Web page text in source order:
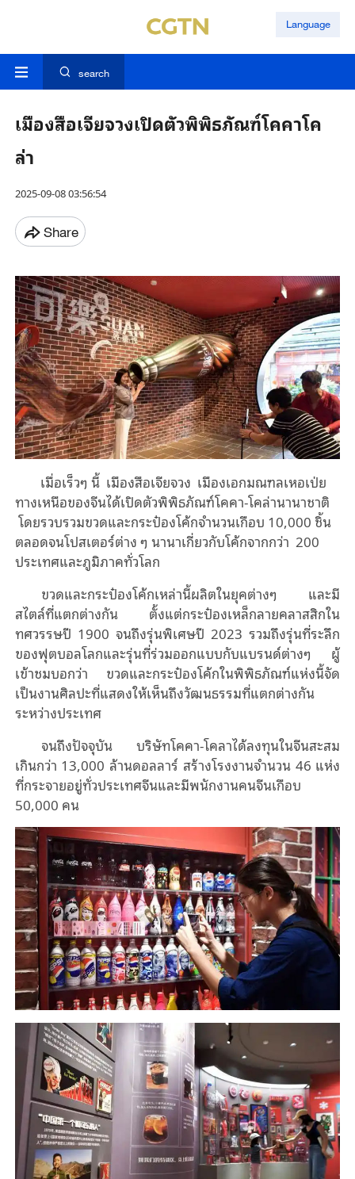
Language
search
เมืองสือเจียจวงเปิดตัวพิพิธภัณฑ์โคคาโค
ล่า
2025-09-08 03:56:54
Share
เมื่อเร็วๆ นี้ เมืองสือเจียจวง เมืองเอกมณฑลเหอเป่ย
ทางเหนือของจีนได้เปิดตัวพิพิธภัณฑ์โคคา-โคล่านานาชาติ
โดยรวบรวมขวดและกระป๋องโค้กจำนวนเกือบ 10,000 ชิ้น
ตลอดจนโปสเตอร์ต่าง ๆ นานาเกี่ยวกับโค้กจากกว่า 200
ประเทศและภูมิภาคทั่วโลก
ขวดและกระป๋องโค้กเหล่านี้ผลิตในยุคต่างๆ และมี
สไตล์ที่แตกต่างกัน ตั้งแต่กระป๋องเหล็กลายคลาสสิกใน
ทศวรรษปี 1900 จนถึงรุ่นพิเศษปี 2023 รวมถึงรุ่นที่ระลึก
ของฟุตบอลโลกและรุ่นที่ร่วมออกแบบกับแบรนด์ต่างๆ ผู้
เข้าชมบอกว่า ขวดและกระป๋องโค้กในพิพิธภัณฑ์แห่งนี้จัด
เป็นงานศิลปะที่แสดงให้เห็นถึงวัฒนธรรมที่แตกต่างกัน
ระหว่างประเทศ
จนถึงปัจจุบัน บริษัทโคคา-โคลาได้ลงทุนในจีนสะสม
เกินกว่า 13,000 ล้านดอลลาร์ สร้างโรงงานจำนวน 46 แห่ง
ที่กระจายอยู่ทั่วประเทศจีนและมีพนักงานคนจีนเกือบ
50,000 คน